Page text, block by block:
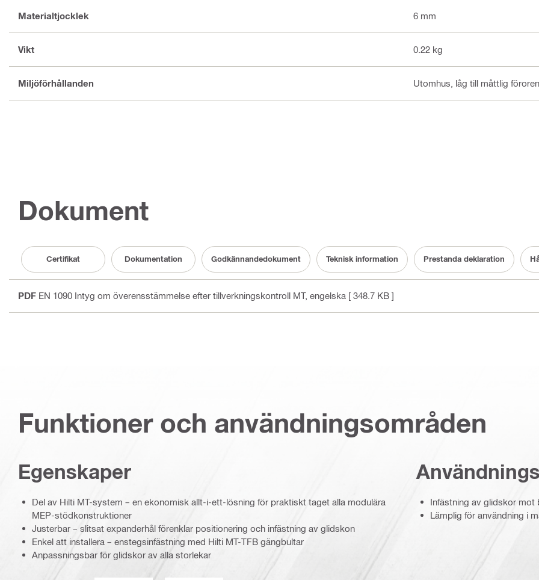
Materialtjocklek 6 mm
Vikt 0.22 kg
Miljöförhållanden Utomhus, låg till måttlig
Dokument
Certifikat Dokumentation Godkännandedokument Teknisk information Prestanda deklaration
PDF EN 1090 Intyg om överensstämmelse efter tillverkningskontroll MT, engelska [ 348.7 KB ]
Funktioner och användningsområden
Egenskaper
Del av Hilti MT-system – en ekonomisk allt-i-ett-lösning för praktiskt taget alla modulära
MEP-stödkonstruktioner
Justerbar – slitsat expanderhål förenklar positionering och infästning av glidskon
Enkel att installera – enstegsinfästning med Hilti MT-TFB gängbultar
Anpassningsbar för glidskor av alla storlekar
Infästning av glidskor mot
Lämplig för användning i